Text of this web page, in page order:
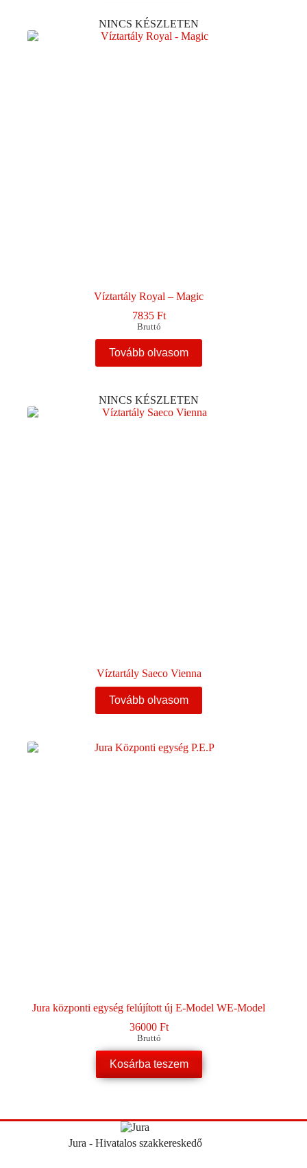
NINCS KÉSZLETEN
Víztartály Royal – Magic
7835 Ft
Bruttó
Tovább olvasom
NINCS KÉSZLETEN
Víztartály Saeco Vienna
Tovább olvasom
Jura központi egység felújított új E-Model WE-Model
36000 Ft
Bruttó
Kosárba teszem
Jura - Hivatalos szakkereskedő